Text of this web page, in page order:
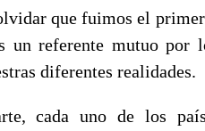
que fuimos el
un referente mutuo por
diferentes realidades.
cada uno de los